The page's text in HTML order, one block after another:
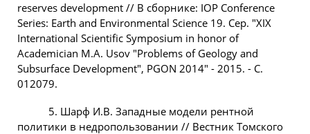
reserves development // В сборнике: IOP Conference
Series: Earth and Environmental Science 19. Сер. "XIX
International Scientific Symposium in honor of
Academician M.A. Usov "Problems of Geology and
Subsurface Development", PGON 2014" - 2015. - С.
012079.
5. Шарф И.В. Западные модели рентной
политики в недропользовании // Вестник Томского